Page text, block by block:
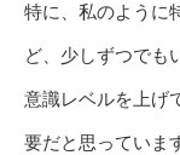
特に、私のように
ど、少しずつでも
意識レベルを上げ
要だと思っていま